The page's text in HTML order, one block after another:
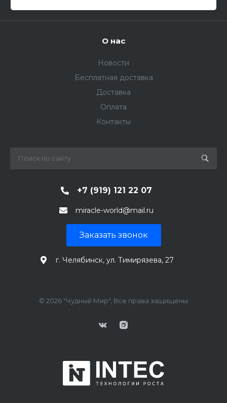
О нас
Новости
Бесплатная доставка
Доставка
Оплата
Контакты
+7 (919) 121 22 07
miracle-world@mail.ru
Заказать звонок
г. Челябинск, ул. Тимирязева, 27
© 2026 "Чудный Мир", Все права защищены